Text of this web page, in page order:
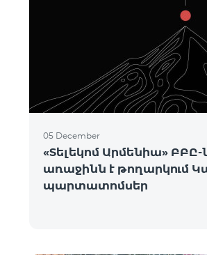
05 December
«Տելեկոմ Արմենիա»
առաջինն է թողարկում
պարտատոմսեր